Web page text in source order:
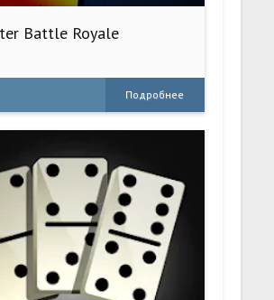
Battle Royale
Подробнее